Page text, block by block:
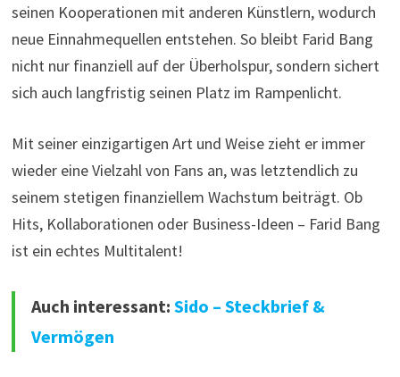
seinen Kooperationen mit anderen Künstlern, wodurch
neue Einnahmequellen entstehen. So bleibt Farid Bang
nicht nur finanziell auf der Überholspur, sondern sichert
sich auch langfristig seinen Platz im Rampenlicht.
Mit seiner einzigartigen Art und Weise zieht er immer
wieder eine Vielzahl von Fans an, was letztendlich zu
seinem stetigen finanziellem Wachstum beiträgt. Ob
Hits, Kollaborationen oder Business-Ideen – Farid Bang
ist ein echtes Multitalent!
Auch interessant: Sido – Steckbrief &
Vermögen